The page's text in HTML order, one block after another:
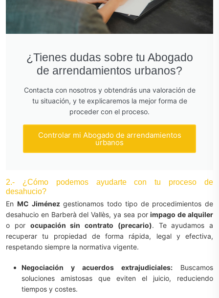
¿Tienes dudas sobre tu Abogado
de arrendamientos urbanos?
Contacta con nosotros y obtendrás una valoración de
tu situación, y te explicaremos la mejor forma de
proceder con el proceso.
Controlar mi Abogado de arrendamientos
urbanos
2.- ¿Cómo podemos ayudarte con tu proceso de
desahucio?
En MC Jiménezgestionamos todo tipo de procedimientos de
desahucio en Barberà del Vallès, ya sea porimpago de alquiler
o por ocupación sin contrato (precario). Te ayudamos a
recuperar tu propiedad de forma rápida, legal y efectiva,
respetando siempre la normativa vigente.
Negociación y acuerdos extrajudiciales: Buscamos
soluciones amistosas que eviten el juicio, reduciendo
tiempos y costes.